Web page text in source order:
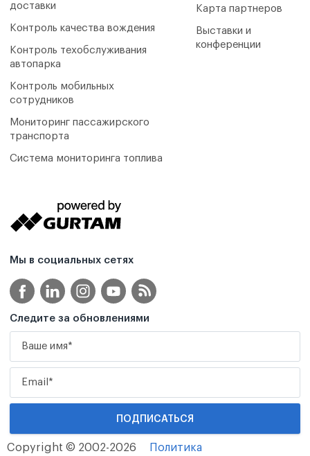
доставки
Контроль качества вождения
Контроль техобслуживания
автопарка
Контроль мобильных
сотрудников
Мониторинг пассажирского
транспорта
Система мониторинга топлива
Карта партнеров
Выставки и
конференции
Мы в социальных сетях
Следите за обновлениями
Copyright © 2002-2026 Политика